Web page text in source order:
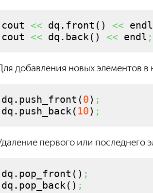
cout << dq. front ( ) << endl
cout << dq. back ( ) << endl ;
добавления новых элементов
dq. push_front (0) ;
dq. push_back ( 10) ;
первого или
dq. pop_front ( ) ;
dq. pop_back ( ) ;